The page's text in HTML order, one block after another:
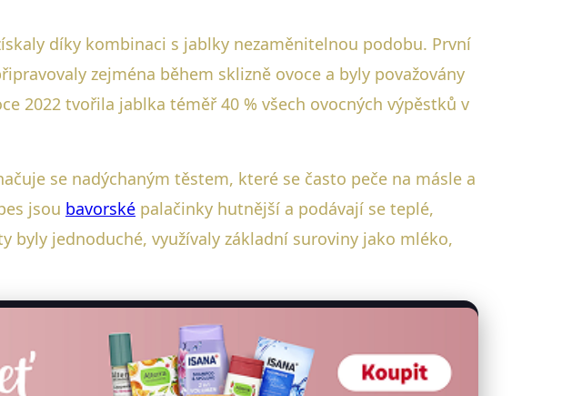
díky kombinaci s jablky nezaměnitelnou podobu. První
zejména během sklizně ovoce a byly považovány
2022 tvořila jablka téměř 40 % všech ovocných výpěstků v
se nadýchaným těstem, které se často peče na másle a
jsou bavorské palačinky hutnější a podávají se teplé,
byly jednoduché, využívaly základní suroviny jako mléko,